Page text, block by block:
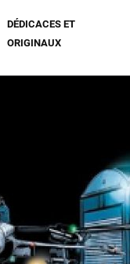
DÉDICACES ET
ORIGINAUX